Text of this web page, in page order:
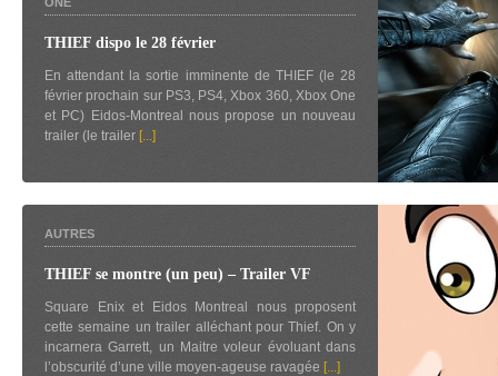
THIEF dispo le 28 février
En attendant la sortie imminente de THIEF (le 28
février prochain sur PS3, PS4, Xbox 360, Xbox One
et PC) Eidos-Montreal nous propose un nouveau
trailer (le trailer [...]
AUTRES
THIEF se montre (un peu) – Trailer VF
Square Enix et Eidos Montreal nous proposent
cette semaine un trailer alléchant pour Thief. On y
incarnera Garrett, un Maitre voleur évoluant dans
l’obscurité d’une ville moyen-ageuse ravagée [...]